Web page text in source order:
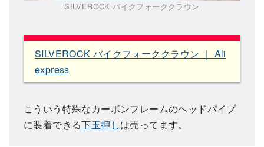
SILVEROCK バイクフォーククラウン
SILVEROCK バイクフォーククラウン ｜ Ali
express
こういう特殊なカーボンフレームのヘッドパイプ
に装着できる下玉押しは売ってます。